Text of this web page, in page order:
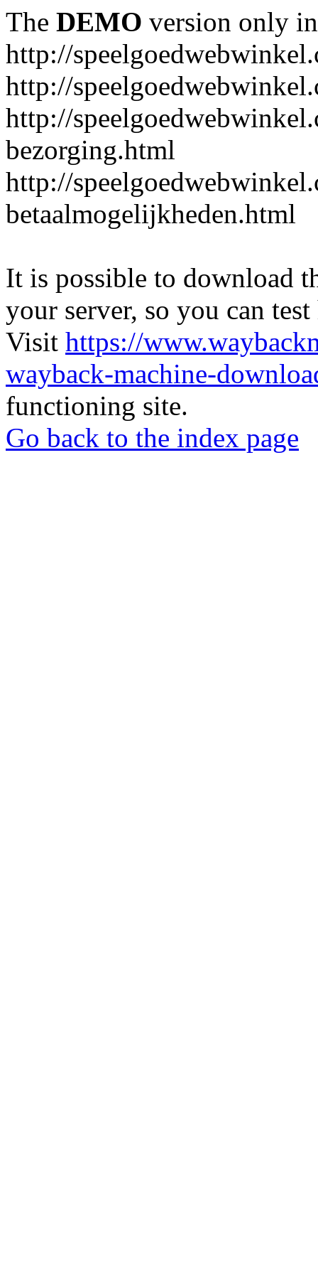
The DEMO version only
http://
http://
http://
bezorging.html
http://
betaalmogelijkheden.html
It is possible to download
your server, so you can
Visit https://
wayback-machine-
functioning site.
Go back to the index page